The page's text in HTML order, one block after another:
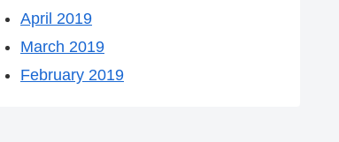
April 2019
March 2019
February 2019